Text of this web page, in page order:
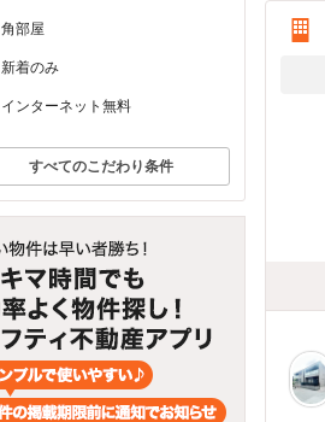
角部屋
新着のみ
インターネット無料
すべてのこだわり条件